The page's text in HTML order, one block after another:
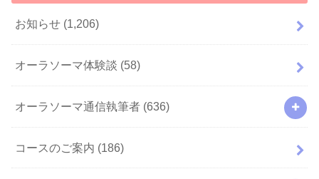
お知らせ (1,206)
オーラソーマ体験談 (58)
オーラソーマ通信執筆者 (636)
コースのご案内 (186)